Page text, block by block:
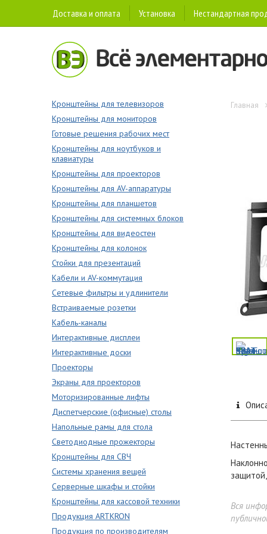
Доставка и оплата Установка Нестандартная
Кронштейны для телевизоров
Кронштейны для мониторов
Готовые решения рабочих мест
Кронштейны для ноутбуков и
клавиатуры
Кронштейны для проекторов
Кронштейны для AV-аппаратуры
Кронштейны для планшетов
Кронштейны для системных блоков
Кронштейны для видеостен
Кронштейны для колонок
Стойки для презентаций
Кабели и AV-коммутация
Сетевые фильтры и удлинители
Встраиваемые розетки
Кабель-каналы
Интерактивные дисплеи
Интерактивные доски
Проекторы
Экраны для проекторов
Моторизированные лифты
Диспетчерские (офисные) столы
Напольные рамы для стола
Светодиодные прожекторы
Кронштейны для СВЧ
Системы хранения вещей
Серверные шкафы и стойки
Кронштейны для кассовой техники
Продукция ARTKRON
Продукция по производителям
Главная
Вся